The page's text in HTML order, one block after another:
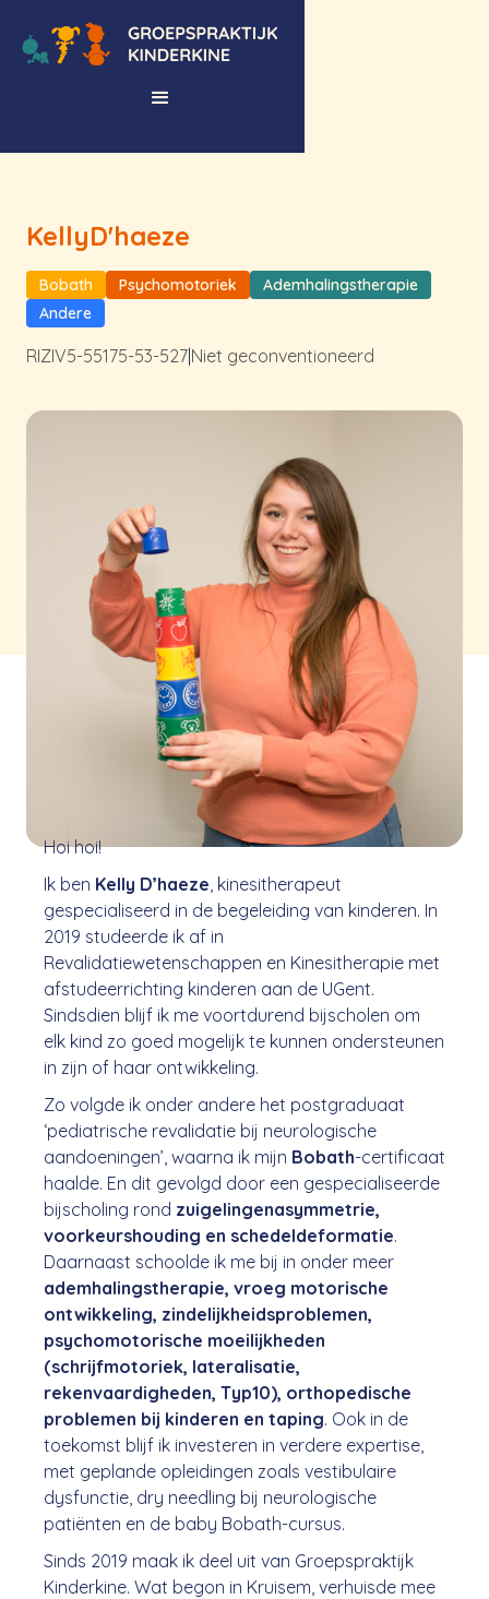
KellyD'haeze
Bobath Psychomotoriek
Ademhalingstherapie
Andere
RIZIV5-55175-53-527 Niet geconventioneerd
Hoi hoi!
Ik ben Kelly D’haeze, kinesitherapeut
gespecialiseerd in de begeleiding van kinderen. In
2019 studeerde ik af in
Revalidatiewetenschappen en Kinesitherapie met
afstudeerrichting kinderen aan de UGent.
Sindsdien blijf ik me voortdurend bijscholen om
elk kind zo goed mogelijk te kunnen ondersteunen
in zijn of haar ontwikkeling.
Zo volgde ik onder andere het postgraduaat
‘pediatrische revalidatie bij neurologische
aandoeningen’, waarna ik mijn Bobath-certificaat
haalde. En dit gevolgd door een gespecialiseerde
bijscholing rond zuigelingenasymmetrie,
voorkeurshouding en schedeldeformatie.
Daarnaast schoolde ik me bij in onder meer
ademhalingstherapie, vroeg motorische
ontwikkeling, zindelijkheidsproblemen,
psychomotorische moeilijkheden
(schrijfmotoriek, lateralisatie,
rekenvaardigheden, Typ10), orthopedische
problemen bij kinderen en taping. Ook in de
toekomst blijf ik investeren in verdere expertise,
met geplande opleidingen zoals vestibulaire
dysfunctie, dry needling bij neurologische
patiënten en de baby Bobath-cursus.
Sinds 2019 maak ik deel uit van Groepspraktijk
Kinderkine. Wat begon in Kruisem, verhuisde mee